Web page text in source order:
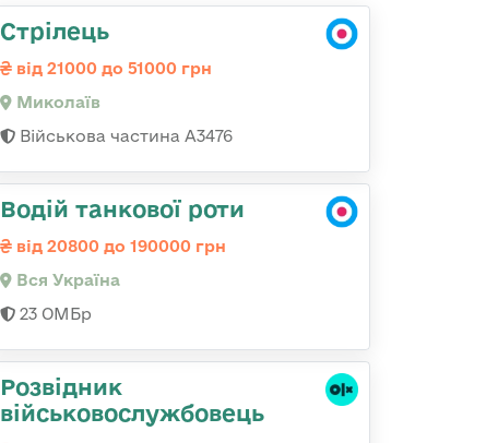
Стрілець
від 21000 до 51000 грн
Миколаїв
Військова частина А3476
Водій танкової роти
від 20800 до 190000 грн
Вся Україна
23 ОМБр
Розвідник
військовослужбовець